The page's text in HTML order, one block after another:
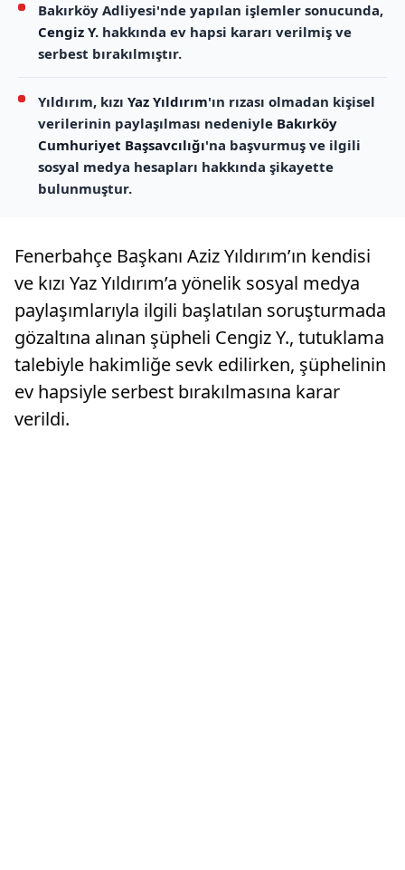
Bakırköy Adliyesi'nde yapılan işlemler sonucunda,
Cengiz Y. hakkında ev hapsi kararı verilmiş ve
serbest bırakılmıştır.
Yıldırım, kızı Yaz Yıldırım'ın rızası olmadan kişisel
verilerinin paylaşılması nedeniyle Bakırköy
Cumhuriyet Başsavcılığı'na başvurmuş ve ilgili
sosyal medya hesapları hakkında şikayette
bulunmuştur.
Fenerbahçe Başkanı Aziz Yıldırım’ın kendisi
ve kızı Yaz Yıldırım’a yönelik sosyal medya
paylaşımlarıyla ilgili başlatılan soruşturmada
gözaltına alınan şüpheli Cengiz Y., tutuklama
talebiyle hakimliğe sevk edilirken, şüphelinin
ev hapsiyle serbest bırakılmasına karar
verildi.